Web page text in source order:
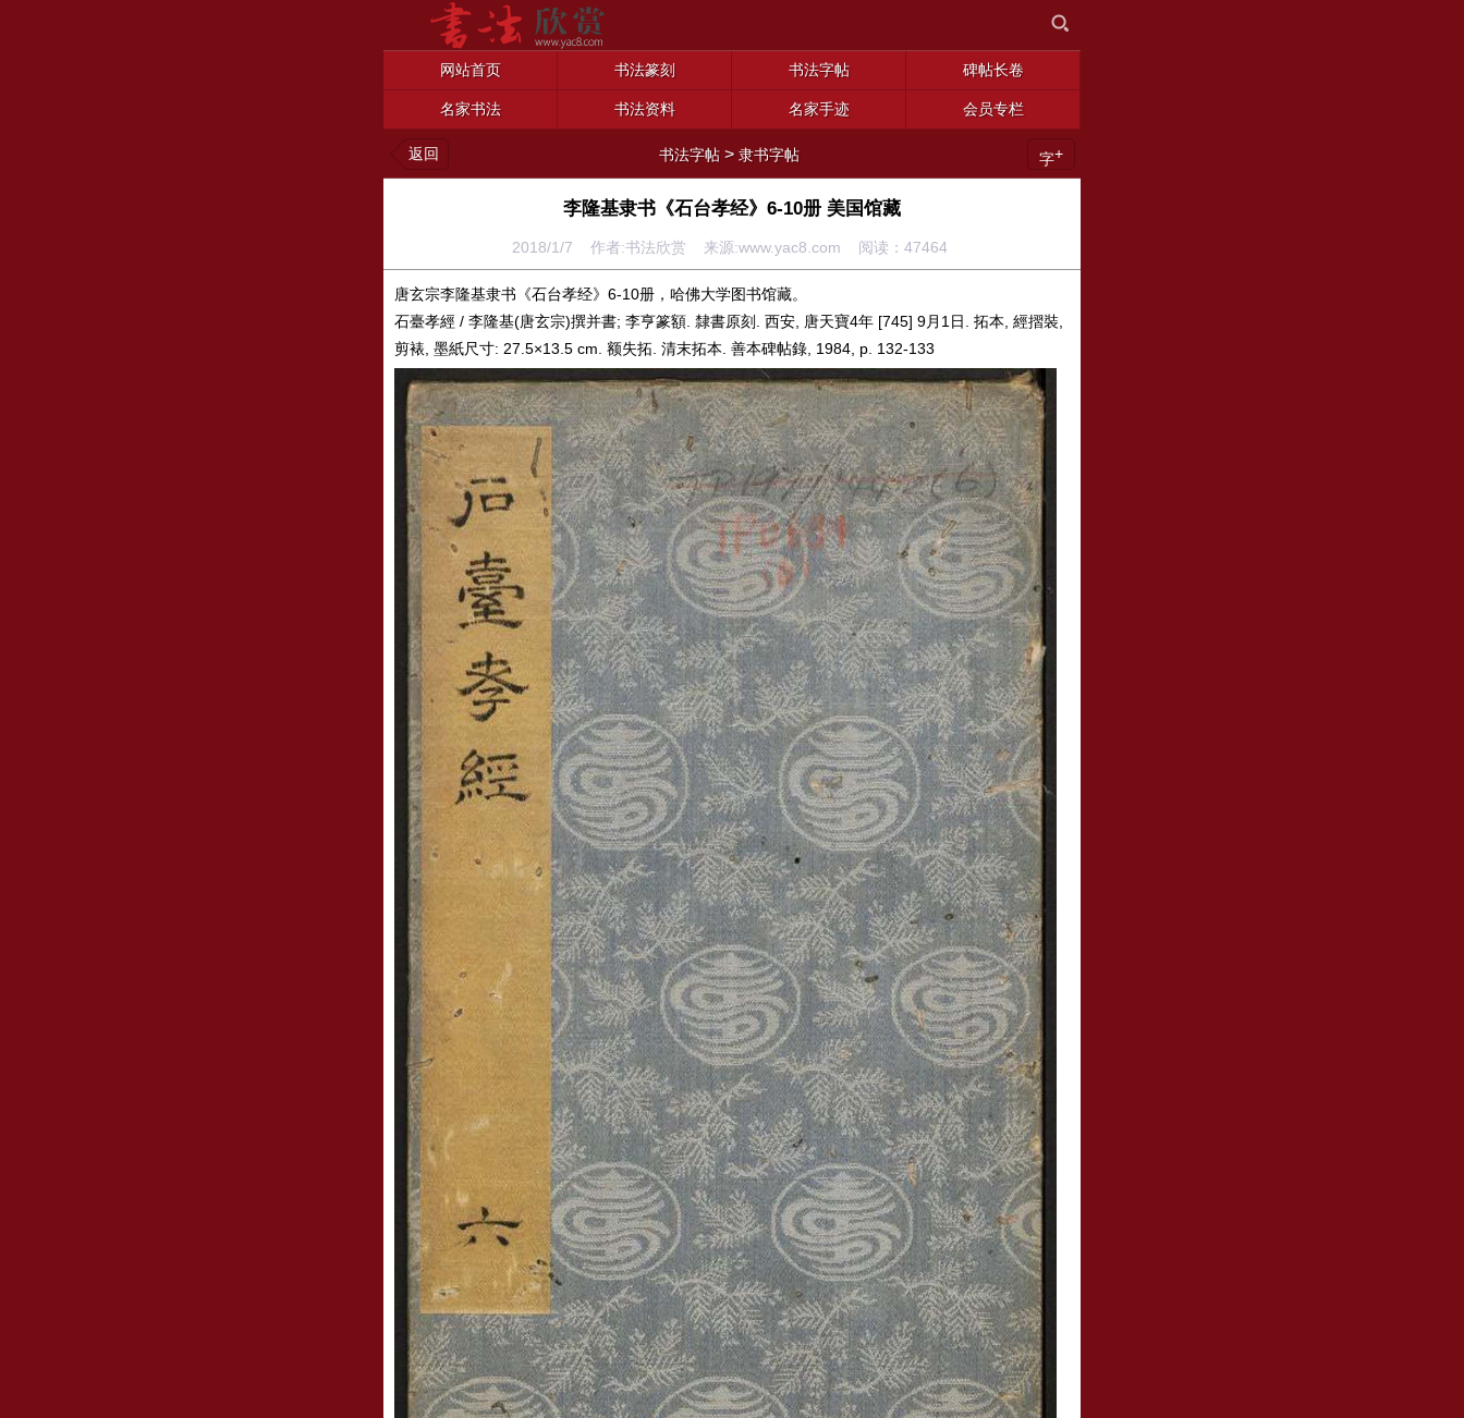
网站首页 书法篆刻 书法字帖 碑帖长卷
名家书法 书法资料 名家手迹 会员专栏
返回 书法字帖 >隶书字帖 字+
李隆基隶书《石台孝经》6-10册 美国馆藏
2018/1/7 作者:书法欣赏 来源:www.yac8.com 阅读： 47464
唐玄宗李隆基隶书《石台孝经》6-10册，哈佛大学图书馆藏。
石臺孝經 / 李隆基(唐玄宗)撰并書; 李亨篆額. 隸書原刻. 西安, 唐天寶4年 [745] 9月1日. 拓本, 經摺裝,
剪裱, 墨紙尺寸: 27.5×13.5 cm. 额失拓. 清末拓本. 善本碑帖錄, 1984, p. 132-133